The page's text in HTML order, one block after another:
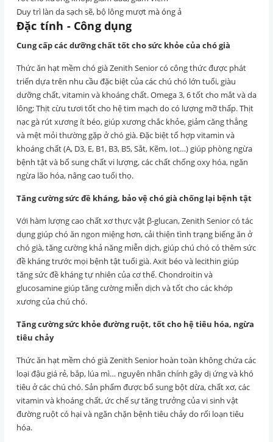
Duy trì làn da sạch sẽ, bộ lông mượt mà óng ả
Đặc tính - Công dụng
Cung cấp các dưỡng chất tốt cho sức khỏe của chó già
Thức ăn hạt mềm chó già Zenith Senior có công thức được phát
triển dựa trên nhu cầu đặc biệt của các chú chó lớn tuổi, giàu
dưỡng chất, vitamin và khoáng chất. Omega 3, 6 tốt cho mắt và da
lông; Thịt cừu tươi tốt cho hệ tim mạch do có lượng mỡ thấp. Thịt
nạc gà rút xương ít béo, giúp xương chắc khỏe, giảm căng thẳng
và mệt mỏi thường gặp ở chó già. Đặc biệt tổ hợp vitamin và
khoáng chất (A, D3, E, B1, B3, B5, Sắt, Kẽm, Iot…) giúp phòng ngừa
bệnh tật và bổ sung chất vi lượng, các chất chống oxy hóa, ngăn
ngừa lão hóa, nâng cao tuổi thọ.
Tăng cường sức đề kháng, bảo vệ chó già chống lại bệnh tật
Với hàm lượng cao chất xơ thực vật β-glucan, Zenith Senior có tác
dụng giúp chó ăn ngon miệng hơn, cải thiện tình trạng biếng ăn ở
chó già, tăng cường khả năng miễn dịch, giúp chú chó có thêm sức
đề kháng trước mọi bệnh tật tuổi già. Axit béo và lecithin giúp
tăng sức đề kháng tự nhiên của cơ thể. Chondroitin và
glucosamine giúp tăng cường miễn dịch và tốt cho các khớp
xương của chú chó.
Tăng cường sức khỏe đường ruột, tốt cho hệ tiêu hóa, ngừa
tiêu chảy
Thức ăn hạt mềm chó già Zenith Senior hoàn toàn không chứa các
loại đậu giá rẻ, bắp, lúa mì… nguyên nhân chính gây dị ứng và khó
tiêu ở các chú chó. Sản phẩm được bổ sung bột dừa, chất xơ, các
vitamin và khoáng chất, ức chế sự tăng trưởng của vi sinh vật
đường ruột có hại và ngăn chặn bệnh tiêu chảy do rối loạn tiêu
hóa.